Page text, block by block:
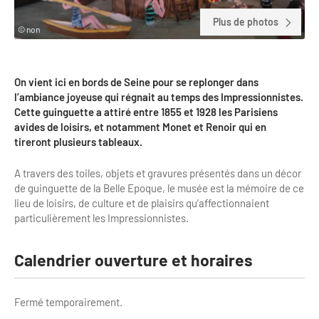
Clientèles lointaines
Clientèles spécifiques
Etudes thématiques
Dispositifs d'enquêtes
Chiffres Annuels
Chiffres clés de la destination
La liste des OT d'Île-de-France
APIDAE
Formations
Mode d'emploi formations
Formations OT
Ateliers
Webinaires
E-learning
Restaurants impressionnistes
Offre de la destination
Activités
Croisiéristes/Bateaux
Parcs d’attractions et animaliers
Expériences et visites
Grands magasins et outlets
© non
Plus de photos
On vient ici en bords de Seine pour se replonger dans
l’ambiance joyeuse qui régnait au temps des Impressionnistes.
Cette guinguette a attiré entre 1855 et 1928 les Parisiens
avides de loisirs, et notamment Monet et Renoir qui en
tireront plusieurs tableaux.
A travers des toiles, objets et gravures présentés dans un décor
de guinguette de la Belle Epoque, le musée est la mémoire de ce
lieu de loisirs, de culture et de plaisirs qu’affectionnaient
particulièrement les Impressionnistes.
Calendrier ouverture et horaires
Fermé temporairement.